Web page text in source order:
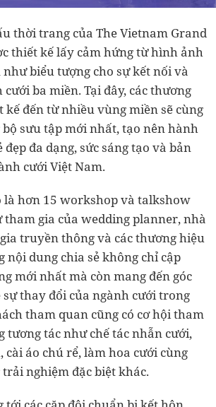
thời trang của The Vietnam Grand
thiết kế lấy cảm hứng từ hình ảnh
biểu tượng cho sự kết nối và
ba miền. Tại đây, các thương
đến từ nhiều vùng miền sẽ cùng
sưu tập mới nhất, tạo nên hành
đa dạng, sức sáng tạo và bản
cưới Việt Nam.
là hơn 15 workshop và talkshow
tham gia của wedding planner, nhà
truyền thông và các thương hiệu
nội dung chia sẻ không chỉ cập
mới nhất mà còn mang đến góc
thay đổi của ngành cưới trong
tham quan cũng có cơ hội tham
tương tác như chế tác nhẫn cưới,
cài áo chú rể, làm hoa cưới cùng
nghiệm đặc biệt khác.